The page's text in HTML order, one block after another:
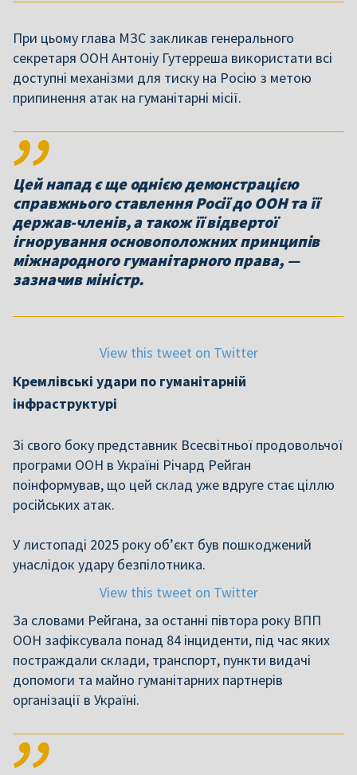
При цьому глава МЗС закликав генерального
секретаря ООН Антоніу Гутерреша використати всі
доступні механізми для тиску на Росію з метою
припинення атак на гуманітарні місії.
Цей напад є ще однією демонстрацією
справжнього ставлення Росії до ООН та її
держав-членів, а також її відвертої
ігнорування основоположних принципів
міжнародного гуманітарного права, —
зазначив міністр.
View this tweet on Twitter
Кремлівські удари по гуманітарній
інфраструктурі
Зі свого боку представник Всесвітньої продовольчої
програми ООН в Україні Річард Рейган
поінформував, що цей склад уже вдруге стає ціллю
російських атак.
У листопаді 2025 року об’єкт був пошкоджений
унаслідок удару безпілотника.
View this tweet on Twitter
За словами Рейгана, за останні півтора року ВПП
ООН зафіксувала понад 84 інциденти, під час яких
постраждали склади, транспорт, пункти видачі
допомоги та майно гуманітарних партнерів
організації в Україні.